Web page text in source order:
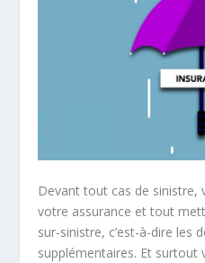
Devant tout cas de sinistre,
votre assurance et tout
sur-sinistre, c’est-à-dire les
supplémentaires. Et surtout